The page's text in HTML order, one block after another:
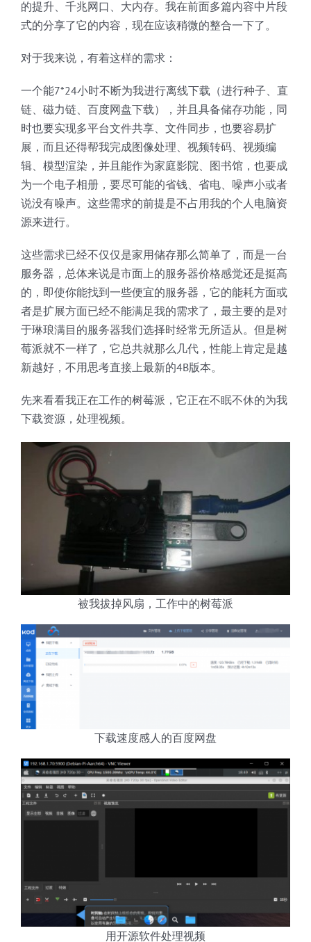
的提升、千兆网口、大内存。我在前面多篇内容中片段
式的分享了它的内容，现在应该稍微的整合一下了。
对于我来说，有着这样的需求：
一个能7*24小时不断为我进行离线下载（进行种子、直
链、磁力链、百度网盘下载），并且具备储存功能，同
时也要实现多平台文件共享、文件同步，也要容易扩
展，而且还得帮我完成图像处理、视频转码、视频编
辑、模型渲染，并且能作为家庭影院、图书馆，也要成
为一个电子相册，要尽可能的省钱、省电、噪声小或者
说没有噪声。这些需求的前提是不占用我的个人电脑资
源来进行。
这些需求已经不仅仅是家用储存那么简单了，而是一台
服务器，总体来说是市面上的服务器价格感觉还是挺高
的，即使你能找到一些便宜的服务器，它的能耗方面或
者是扩展方面已经不能满足我的需求了，最主要的是对
于琳琅满目的服务器我们选择时经常无所适从。但是树
莓派就不一样了，它总共就那么几代，性能上肯定是越
新越好，不用思考直接上最新的4B版本。
先来看看我正在工作的树莓派，它正在不眠不休的为我
下载资源，处理视频。
被我拔掉风扇，工作中的树莓派
下载速度感人的百度网盘
用开源软件处理视频